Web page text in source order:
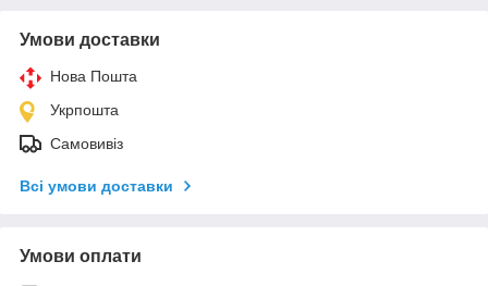
Умови доставки
Нова Пошта
Укрпошта
Самовивіз
Всі умови доставки
Умови оплати